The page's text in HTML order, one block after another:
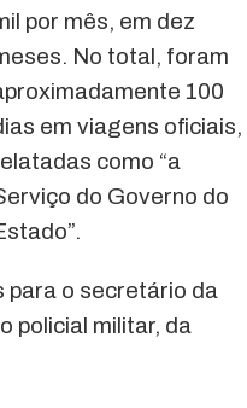
por mês, em dez
No total, foram
100
em viagens oficiais,
como “a
do Governo do
para o secretário da
policial militar, da